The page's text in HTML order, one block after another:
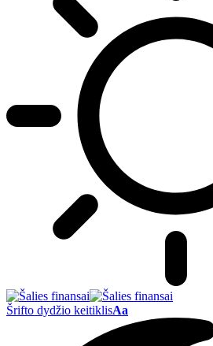
Šrifto dydžio keitiklisAa